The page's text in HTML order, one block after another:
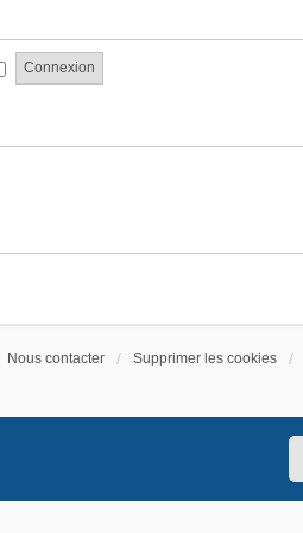
s
Nous contacter Supprimer les cookies